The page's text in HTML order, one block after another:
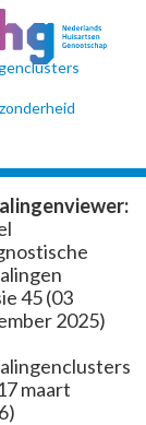
45 (03
2025)
maart